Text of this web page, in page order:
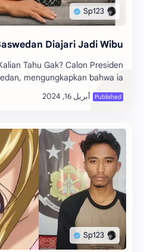
Diajari Jadi Wibu?!
mengungkapkan bahwa ia
serial anime Attack on Titan d…